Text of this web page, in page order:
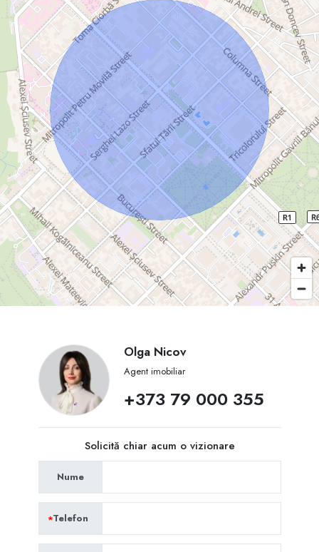
Olga Nicov
Agent imobiliar
+373 79 000 355
Solicită chiar acum o vizionare
Nume
Telefon